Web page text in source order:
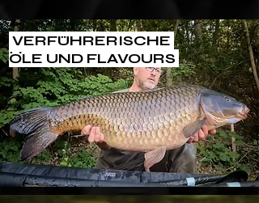
VERFÜHRERISCHE
ÖLE UND FLAVOURS